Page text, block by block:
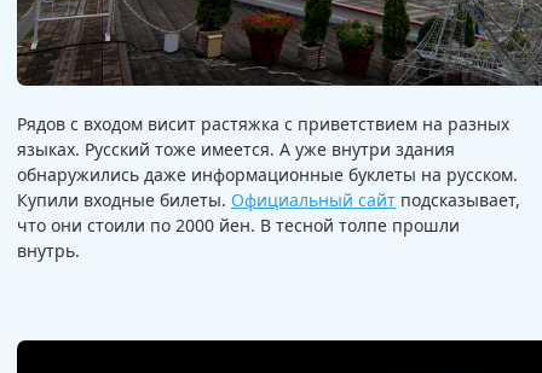
Рядов с входом висит растяжка с приветствием на разных
языках. Русский тоже имеется. А уже внутри здания
обнаружились даже информационные буклеты на русском.
Купили входные билеты. Официальный сайт подсказывает,
что они стоили по 2000 йен. В тесной толпе прошли
внутрь.